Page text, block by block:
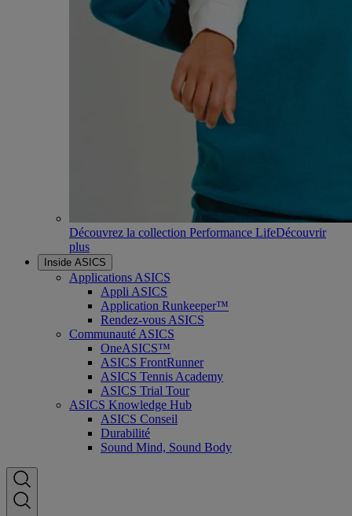
Découvrez la collection Performance LifeDécouvrir
plus
Inside ASICS
Applications ASICS
Appli ASICS
Application Runkeeper™
Rendez-vous ASICS
Communauté ASICS
OneASICS™
ASICS FrontRunner
ASICS Tennis Academy
ASICS Trial Tour
ASICS Knowledge Hub
ASICS Conseil
Durabilité
Sound Mind, Sound Body